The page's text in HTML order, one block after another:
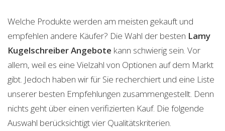
Welche Produkte werden am meisten gekauft und
empfehlen andere Käufer? Die Wahl der besten Lamy
KugelschreiberAngebote kann schwierig sein. Vor
allem, weil es eine Vielzahl von Optionen auf dem Markt
gibt. Jedoch haben wir für Sie recherchiert und eine Liste
unserer besten Empfehlungen zusammengestellt. Denn
nichts geht über einen verifizierten Kauf. Die folgende
Auswahl berücksichtigt vier Qualitätskriterien.